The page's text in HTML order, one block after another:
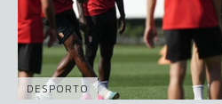
DESPORTO